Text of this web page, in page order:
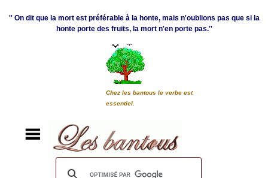
'' On dit que la mort est préférable à la honte, mais n'oublions pas que si la
honte porte des fruits, la mort n'en porte pas.''
Chez les bantous le verbe est
essentiel.